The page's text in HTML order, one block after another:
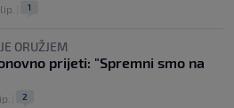
1
ORUŽJEM
prijeti: "Spremni smo na
2